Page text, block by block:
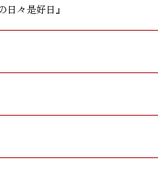
日々是好日』